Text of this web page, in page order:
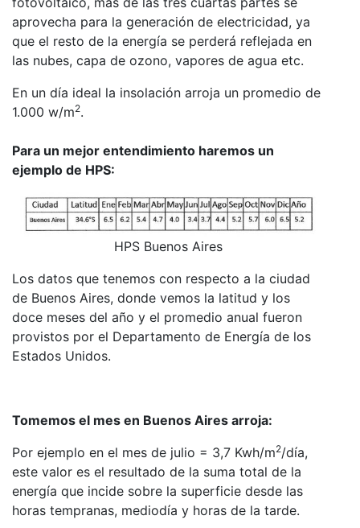
aprovecha para la generación de electricidad, ya
que el resto de la energía se perderá reflejada en
las nubes, capa de ozono, vapores de agua etc.
En un día ideal la insolación arroja un promedio de
1.000 w/m2.
Para un mejor entendimiento haremos un
ejemplo de HPS:
HPS Buenos Aires
Los datos que tenemos con respecto a la ciudad
de Buenos Aires, donde vemos la latitud y los
doce meses del año y el promedio anual fueron
provistos por el Departamento de Energía de los
Estados Unidos.
Tomemos el mes en Buenos Aires arroja:
Por ejemplo en el mes de julio = 3,7 Kwh/m2/día,
este valor es el resultado de la suma total de la
energía que incide sobre la superficie desde las
horas tempranas, mediodía y horas de la tarde.